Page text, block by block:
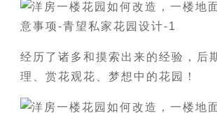
经历了诸多和摸索出来的经验，后
理、赏花观花、梦想中的花园！